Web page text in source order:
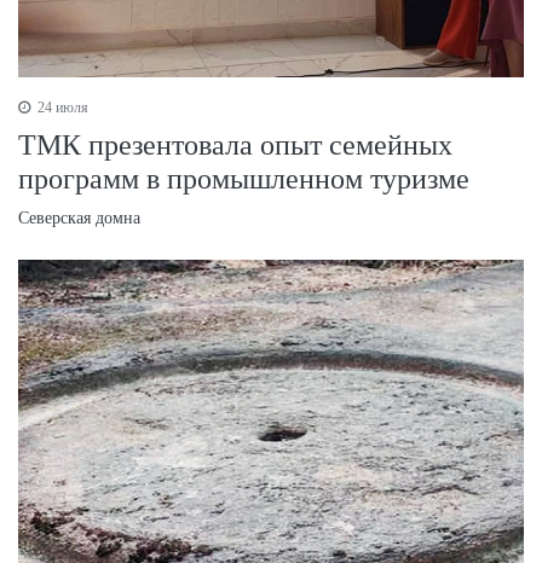
24 июля
ТМК презентовала опыт семейных
программ в промышленном туризме
Северская домна